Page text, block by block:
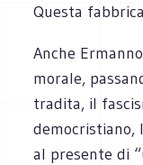
Questa
Anche
morale,
tradita, il
democristiano,
al presente di